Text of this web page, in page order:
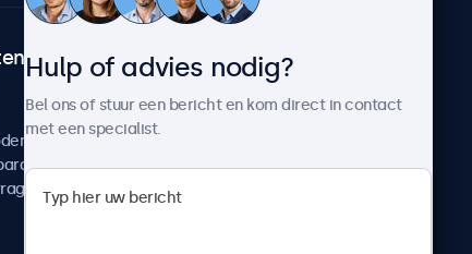
Over Beetronics
Werken bij Beetronics
Algemene voorwaarden
Hulp of advies nodig?
Bel ons of stuur een bericht en kom direct in contact
met een specialist.